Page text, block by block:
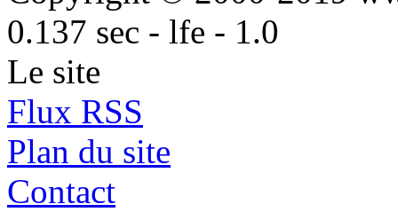
0.137 sec - lfe - 1.0
Le site
Flux RSS
Plan du site
Contact